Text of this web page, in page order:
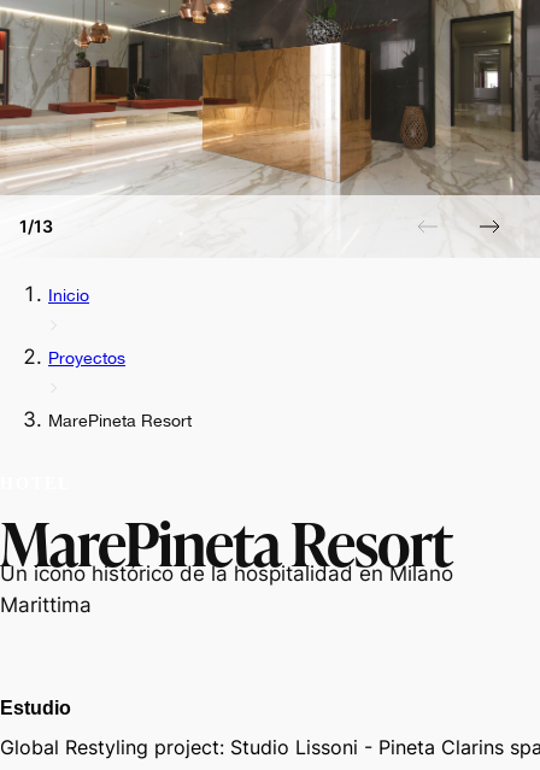
Inicio
Proyectos
MarePineta Resort
MarePineta Resort
Un icono histórico de la hospitalidad en Milano
Marittima
1/13
Estudio
Global Restyling project: Studio Lissoni - Pineta Clarins